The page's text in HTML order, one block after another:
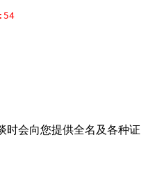
时会向您提供全名及各种证